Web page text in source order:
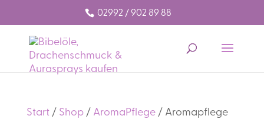
02992 / 902 89 88
Start/ Shop/ AromaPflege/ Aromapflege